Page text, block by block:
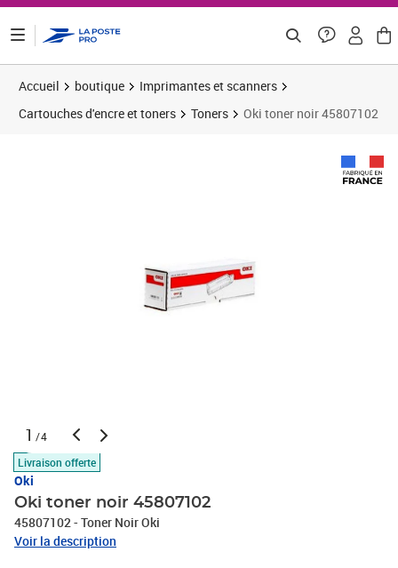
Accueil boutique
Imprimantes et scanners
Cartouches d'encre et toners
Toners Oki toner noir 45807102
1 /4
Livraison offerte
Oki
Oki toner noir 45807102
45807102 - Toner Noir Oki
Voir la description